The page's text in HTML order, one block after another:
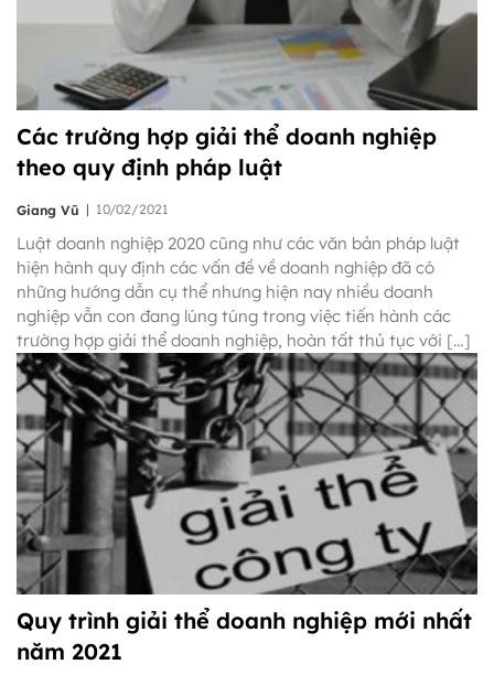
Các trường hợp giải thể doanh nghiệp
theo quy định pháp luật
Giang Vũ | 10/02/2021
Luật doanh nghiệp 2020 cũng như các văn bản pháp luật
hiện hành quy định các vấn đề về doanh nghiệp đã có
những hướng dẫn cụ thể nhưng hiện nay nhiều doanh
nghiệp vẫn con đang lúng túng trong việc tiến hành các
trường hợp giải thể doanh nghiệp, hoàn tất thủ tục với […]
Quy trình giải thể doanh nghiệp mới nhất
năm 2021